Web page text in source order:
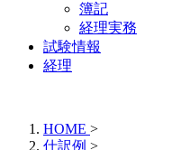
簿記
経理実務
試験情報
経理
HOME >
仕訳例 >